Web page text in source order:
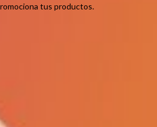
tus productos.